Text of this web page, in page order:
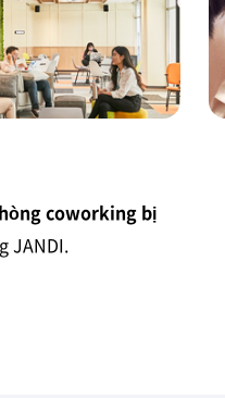
coworking bị
JANDI.